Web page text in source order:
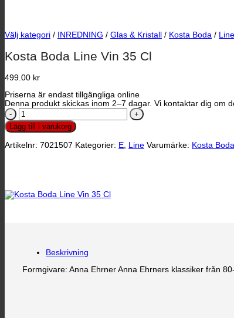
Välj kategori / INREDNING / Glas & Kristall / Kosta Boda / Line
Kosta Boda Line Vin 35 Cl
499.00 kr
Priserna är endast tillgängliga online
Denna produkt skickas inom 2–7 dagar. Vi kontaktar dig om
Kosta
Boda
Line
35
Lägg till i varukorg
Artikelnr: 7021507 Kategorier: E Line Varumärke: Kosta Boda
Beskrivning
Formgivare: Anna Ehrner Anna Ehrners klassiker från